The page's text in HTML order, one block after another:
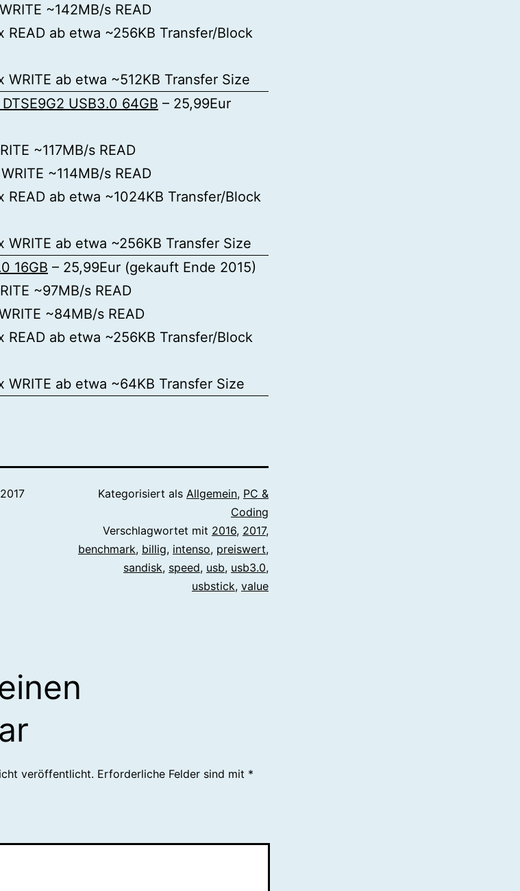
~142MB/s READ
READ ab etwa ~256KB Transfer/Block
WRITE ab etwa ~512KB Transfer Size
USB3.0 64GB – 25,99Eur
~117MB/s READ
~114MB/s READ
READ ab etwa ~1024KB Transfer/Block
WRITE ab etwa ~256KB Transfer Size
16GB – 25,99Eur (gekauft Ende 2015)
~97MB/s READ
~84MB/s READ
READ ab etwa ~256KB Transfer/Block
WRITE ab etwa ~64KB Transfer Size
Kategorisiert als Allgemein, PC &
Coding
Verschlagwortet mit 2016, 2017,
benchmark, billig, intenso, preiswert,
sandisk, speed, usb, usb3.0,
usbstick, value
veröffentlicht. Erforderliche Felder sind mit *